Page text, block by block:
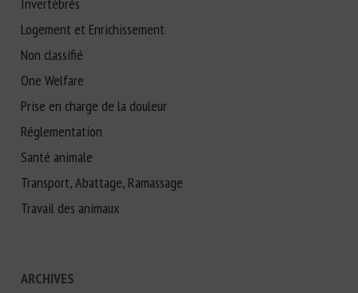
Logement et Enrichissement
Non classifié
One Welfare
Prise en charge de la douleur
Réglementation
Santé animale
Transport, Abattage, Ramassage
Travail des animaux
ARCHIVES